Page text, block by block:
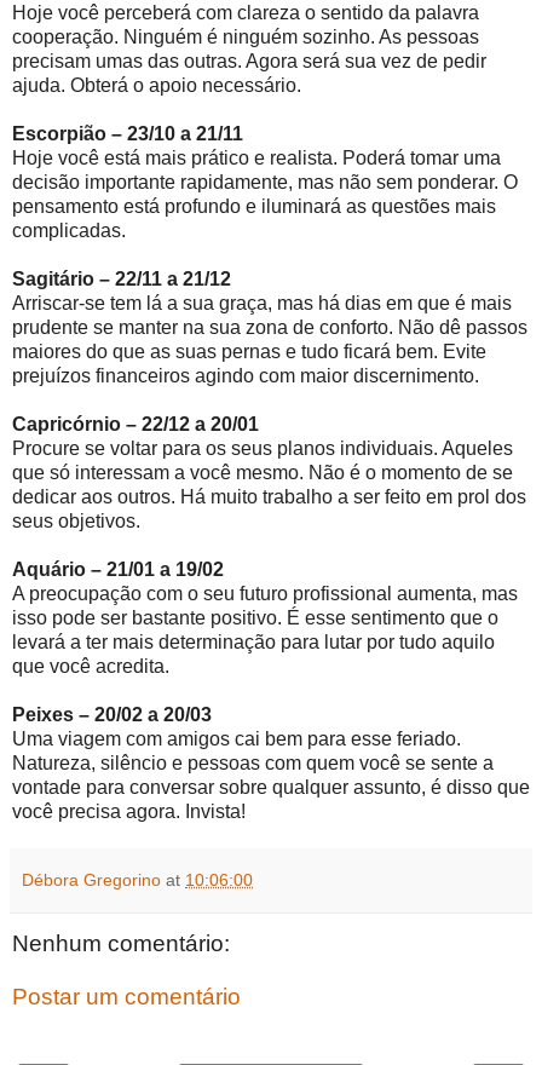
Hoje você perceberá com clareza o sentido da palavra
cooperação. Ninguém é ninguém sozinho. As pessoas
precisam umas das outras. Agora será sua vez de pedir
ajuda. Obterá o apoio necessário.
Escorpião – 23/10 a 21/11
Hoje você está mais prático e realista. Poderá tomar uma
decisão importante rapidamente, mas não sem ponderar. O
pensamento está profundo e iluminará as questões mais
complicadas.
Sagitário – 22/11 a 21/12
Arriscar-se tem lá a sua graça, mas há dias em que é mais
prudente se manter na sua zona de conforto. Não dê passos
maiores do que as suas pernas e tudo ficará bem. Evite
prejuízos financeiros agindo com maior discernimento.
Capricórnio – 22/12 a 20/01
Procure se voltar para os seus planos individuais. Aqueles
que só interessam a você mesmo. Não é o momento de se
dedicar aos outros. Há muito trabalho a ser feito em prol dos
seus objetivos.
Aquário – 21/01 a 19/02
A preocupação com o seu futuro profissional aumenta, mas
isso pode ser bastante positivo. É esse sentimento que o
levará a ter mais determinação para lutar por tudo aquilo
que você acredita.
Peixes – 20/02 a 20/03
Uma viagem com amigos cai bem para esse feriado.
Natureza, silêncio e pessoas com quem você se sente a
vontade para conversar sobre qualquer assunto, é disso que
você precisa agora. Invista!
Débora Gregorino at 10:06:00
Nenhum comentário:
Postar um comentário